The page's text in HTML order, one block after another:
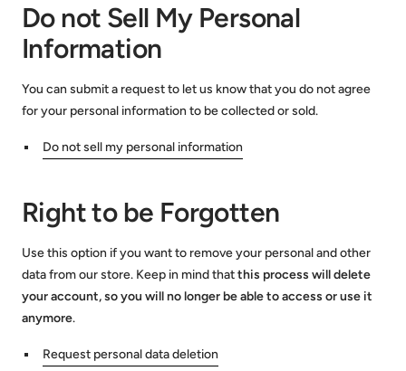
Do not Sell My Personal
Information
You can submit a request to let us know that you do not agree
for your personal information to be collected or sold.
Do not sell my personal information
Right to be Forgotten
Use this option if you want to remove your personal and other
data from our store. Keep in mind thatthis process will delete
your account, so you will no longer be able to access or use it
anymore.
Request personal data deletion